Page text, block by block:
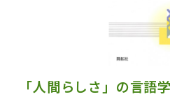
「人間らしさ」の言語学